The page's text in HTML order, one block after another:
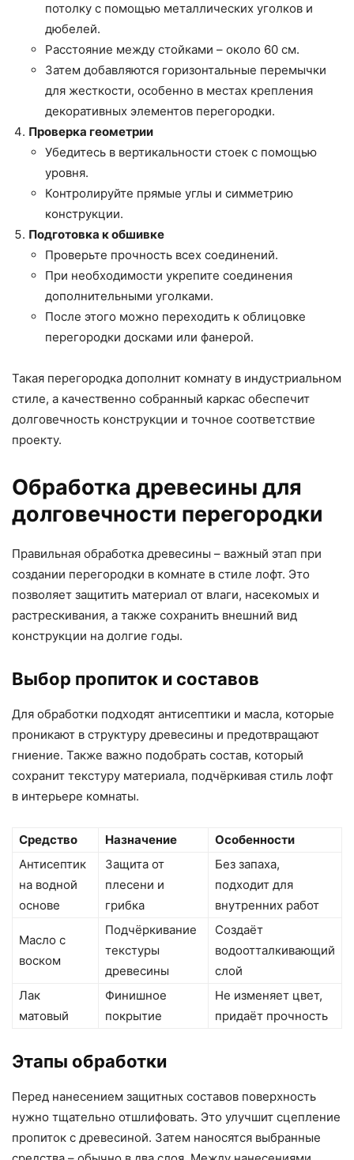
потолку с помощью металлических уголков и
дюбелей.
Расстояние между стойками – около 60 см.
Затем добавляются горизонтальные перемычки
для жесткости, особенно в местах крепления
декоративных элементов перегородки.
Проверка геометрии
Убедитесь в вертикальности стоек с помощью
уровня.
Контролируйте прямые углы и симметрию
конструкции.
Подготовка к обшивке
Проверьте прочность всех соединений.
При необходимости укрепите соединения
дополнительными уголками.
После этого можно переходить к облицовке
перегородки досками или фанерой.
Такая перегородка дополнит комнату в индустриальном
стиле, а качественно собранный каркас обеспечит
долговечность конструкции и точное соответствие
проекту.
Обработка древесины для
долговечности перегородки
Правильная обработка древесины – важный этап при
создании перегородки в комнате в стиле лофт. Это
позволяет защитить материал от влаги, насекомых и
растрескивания, а также сохранить внешний вид
конструкции на долгие годы.
Выбор пропиток и составов
Для обработки подходят антисептики и масла, которые
проникают в структуру древесины и предотвращают
гниение. Также важно подобрать состав, который
сохранит текстуру материала, подчёркивая стиль лофт
в интерьере комнаты.
Средство Назначение
Особенности
Антисептик
на водной
основе
Защита от
плесени и
грибка
Без запаха,
подходит для
внутренних работ
Масло с
воском
Подчёркивание
текстуры
древесины
Создаёт
водоотталкивающий
слой
Лак
матовый
Финишное
покрытие
Не изменяет цвет,
придаёт прочность
Этапы обработки
Перед нанесением защитных составов поверхность
нужно тщательно отшлифовать. Это улучшит сцепление
пропиток с древесиной. Затем наносятся выбранные